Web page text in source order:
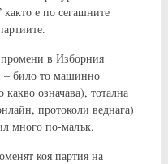
както е по сегашните
в Изборния
– било то машинно
какво означава), тотална
протоколи веднага)
много по-малък.
коя партия на